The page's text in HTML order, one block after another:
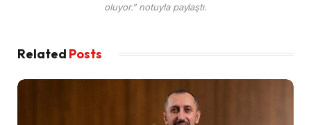
oluyor.” notuyla paylaştı.
Related Posts